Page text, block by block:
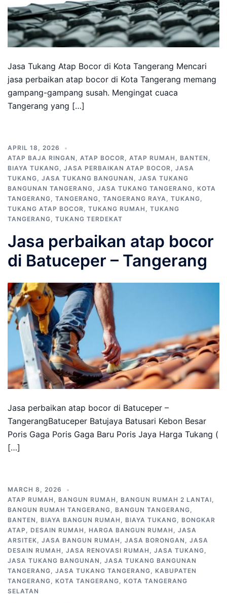
Jasa Tukang Atap Bocor di Kota Tangerang Mencari
jasa perbaikan atap bocor di Kota Tangerang memang
gampang-gampang susah. Mengingat cuaca
Tangerang yang […]
APRIL 18, 2026
ATAP BAJA RINGAN , ATAP BOCOR, ATAP RUMAH , BANTEN ,
BIAYA TUKANG, JASA PERBAIKAN ATAP BOCOR, JASA
TUKANG, JASA TUKANG BANGUNAN , JASA TUKANG
BANGUNAN TANGERANG, JASA TUKANG TANGERANG, KOTA
TANGERANG, TANGERANG, TANGERANG RAYA, TUKANG,
TUKANG ATAP BOCOR, TUKANG RUMAH , TUKANG
TANGERANG, TUKANG TERDEKAT
Jasa perbaikan atap bocor
di Batuceper – Tangerang
Jasa perbaikan atap bocor di Batuceper –
TangerangBatuceper Batujaya Batusari Kebon Besar
Poris Gaga Poris Gaga Baru Poris Jaya Harga Tukang (
[…]
MARCH 8, 2026
ATAP RUMAH , BANGUN RUMAH , BANGUN RUMAH 2 LANTAI,
BANGUN RUMAH TANGERANG, BANGUN TANGERANG,
BANTEN , BIAYA BANGUN RUMAH , BIAYA TUKANG, BONGKAR
ATAP , DESAIN RUMAH , HARGA BANGUN RUMAH , JASA
ARSITEK, JASA BANGUN RUMAH , JASA BORONGAN , JASA
DESAIN RUMAH , JASA RENOVASI RUMAH , JASA TUKANG,
JASA TUKANG BANGUNAN , JASA TUKANG BANGUNAN
TANGERANG, JASA TUKANG TANGERANG, KABUPATEN
TANGERANG, KOTA TANGERANG, KOTA TANGERANG
SELATAN